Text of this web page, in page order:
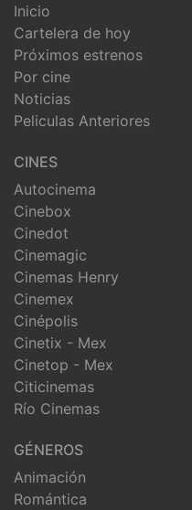
Inicio
Cartelera de hoy
Próximos estrenos
Por cine
Noticias
Peliculas Anteriores
CINES
Autocinema
Cinebox
Cinedot
Cinemagic
Cinemas Henry
Cinemex
Cinépolis
Cinetix - Mex
Cinetop - Mex
Citicinemas
Río Cinemas
GÉNEROS
Animación
Romántica